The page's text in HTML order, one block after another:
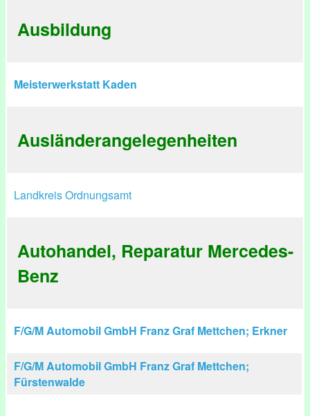
Ausbildung
Meisterwerkstatt Kaden
Ausländerangelegenheiten
Landkreis Ordnungsamt
Autohandel, Reparatur Mercedes-
Benz
F/G/M Automobil GmbH Franz Graf Mettchen; Erkner
F/G/M Automobil GmbH Franz Graf Mettchen;
Fürstenwalde